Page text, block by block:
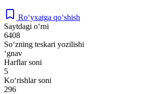
Ro‘yxatga qo‘shish
Saytdagi o‘rni
6408
So‘zning teskari yozilishi
‘gnav
Harflar soni
5
Ko‘rishlar soni
296